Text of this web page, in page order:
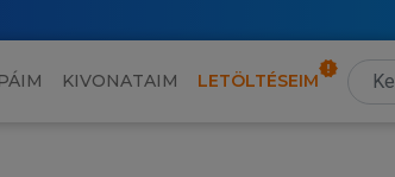
KIVONATAIM LETÖLTÉSEIM